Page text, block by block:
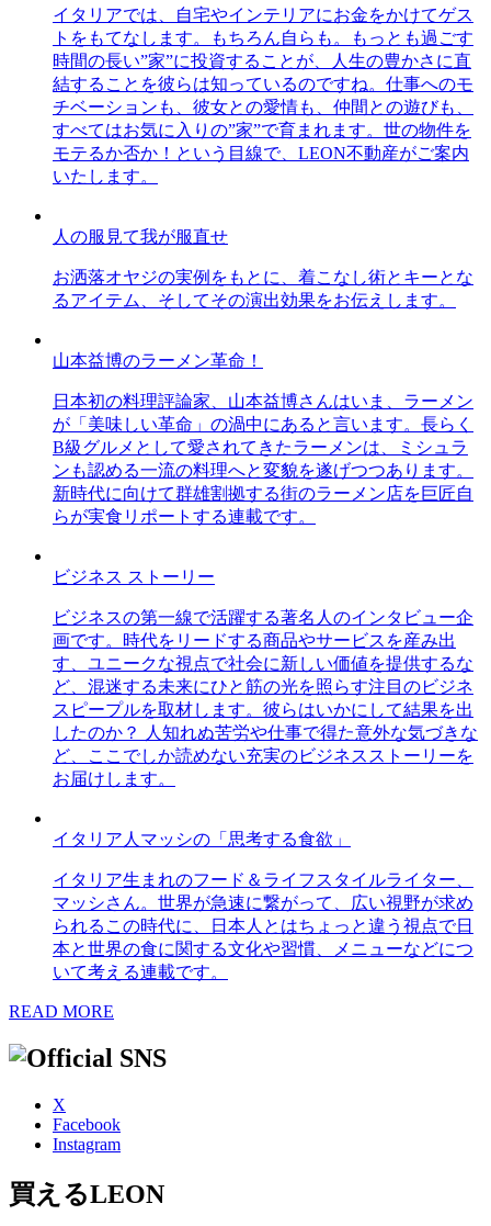
イタリアでは、自宅やインテリアにお金をかけてゲス
トをもてなします。もちろん自らも。もっとも過ごす
時間の長い”家”に投資することが、人生の豊かさに直
結することを彼らは知っているのですね。仕事へのモ
チベーションも、彼女との愛情も、仲間との遊びも、
すべてはお気に入りの”家”で育まれます。世の物件を
モテるか否か！という目線で、LEON不動産がご案内
いたします。
人の服見て我が服直せ
お洒落オヤジの実例をもとに、着こなし術とキーとな
るアイテム、そしてその演出効果をお伝えします。
山本益博のラーメン革命！
日本初の料理評論家、山本益博さんはいま、ラーメン
が「美味しい革命」の渦中にあると言います。長らく
B級グルメとして愛されてきたラーメンは、ミシュラ
ンも認める一流の料理へと変貌を遂げつつあります。
新時代に向けて群雄割拠する街のラーメン店を巨匠自
らが実食リポートする連載です。
ビジネス ストーリー
ビジネスの第一線で活躍する著名人のインタビュー企
画です。時代をリードする商品やサービスを産み出
す、ユニークな視点で社会に新しい価値を提供するな
ど、混迷する未来にひと筋の光を照らす注目のビジネ
スピープルを取材します。彼らはいかにして結果を出
したのか？ 人知れぬ苦労や仕事で得た意外な気づきな
ど、ここでしか読めない充実のビジネスストーリーを
お届けします。
イタリア人マッシの「思考する食欲」
イタリア生まれのフード＆ライフスタイルライター、
マッシさん。世界が急速に繋がって、広い視野が求め
られるこの時代に、日本人とはちょっと違う視点で日
本と世界の食に関する文化や習慣、メニューなどにつ
いて考える連載です。
READ MORE
X
Facebook
Instagram
買えるLEON